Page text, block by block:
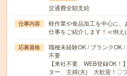
交通費全額支給
仕事内容
軽作業や食品加工を中心に
仕事をご紹介します！≪例
応募資格
職種未経験OK / ブランクOK
不要
【来社不要、WEB登録OK
ター、主婦(夫) 大歓迎！〇